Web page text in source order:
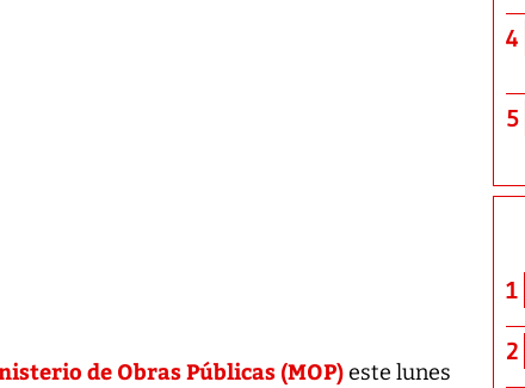
de Obras Públicas (MOP)este lunes
4
5
1
2